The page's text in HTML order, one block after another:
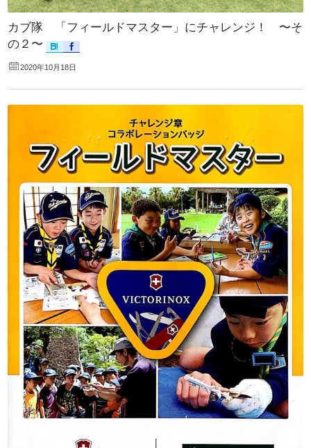
カブ隊 「フィールドマスター」にチャレンジ！ 〜そ
の２〜
2020年10月18日